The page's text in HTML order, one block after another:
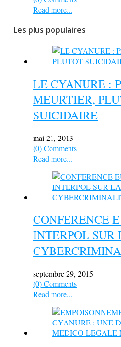
Read more...
Les plus populaires
LE CYANURE :
MEURTIER,
SUICIDAIRE
mai 21, 2013
(0) Comments
Read more...
CONFERENCE
INTERPOL SUR
septembre 29, 2015
(0) Comments
Read more...